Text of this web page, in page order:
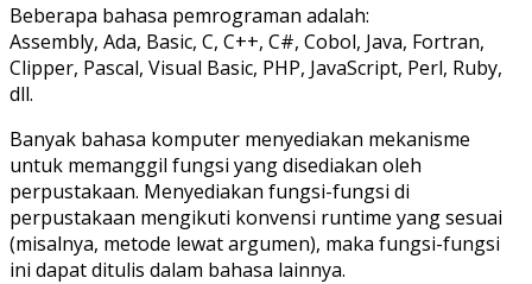
Beberapa bahasa pemrograman adalah:
Assembly, Ada, Basic, C, C++, C#, Cobol, Java, Fortran,
Clipper, Pascal, Visual Basic, PHP, JavaScript, Perl, Ruby,
dll.
Banyak bahasa komputer menyediakan mekanisme
untuk memanggil fungsi yang disediakan oleh
perpustakaan. Menyediakan fungsi-fungsi di
perpustakaan mengikuti konvensi runtime yang sesuai
(misalnya, metode lewat argumen), maka fungsi-fungsi
ini dapat ditulis dalam bahasa lainnya.